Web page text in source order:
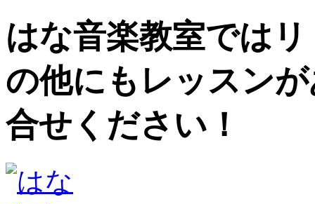
はな音楽教室では
の他にもレッスン
合せください！